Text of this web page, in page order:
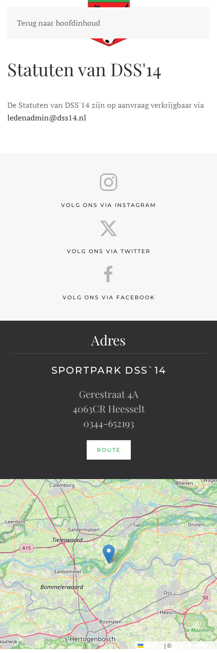
Terug naar hoofdinhoud
Statuten van DSS'14
De Statuten van DSS'14 zijn op aanvraag verkrijgbaar via
ledenadmin@dss14.nl
VOLG ONS VIA INSTAGRAM
VOLG ONS VIA TWITTER
VOLG ONS VIA FACEBOOK
Adres
SPORTPARK DSS`14
Gerestraat 4A
4063CR Heesselt
0344-652193
ROUTE
| © OpenStreetMap